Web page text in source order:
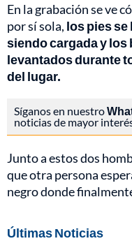
En la grabación se ve
por sí sola, los pies
siendo cargada y
levantados durante
del lugar.
Síganos en nuestro
noticias de mayor
Junto a estos dos
que otra persona
negro donde
Últimas Noticias